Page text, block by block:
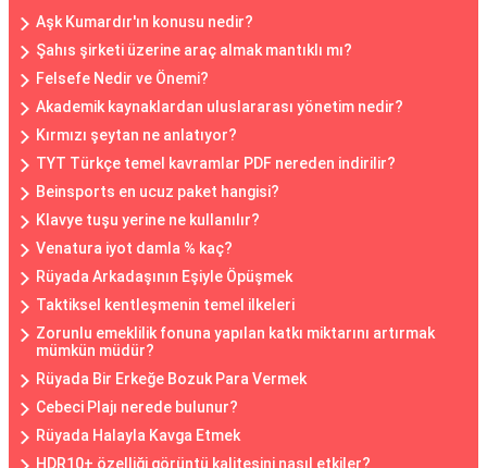
Aşk Kumardır'ın konusu nedir?
Şahıs şirketi üzerine araç almak mantıklı mı?
Felsefe Nedir ve Önemi?
Akademik kaynaklardan uluslararası yönetim nedir?
Kırmızı şeytan ne anlatıyor?
TYT Türkçe temel kavramlar PDF nereden indirilir?
Beinsports en ucuz paket hangisi?
Klavye tuşu yerine ne kullanılır?
Venatura iyot damla % kaç?
Rüyada Arkadaşının Eşiyle Öpüşmek
Taktiksel kentleşmenin temel ilkeleri
Zorunlu emeklilik fonuna yapılan katkı miktarını artırmak
mümkün müdür?
Rüyada Bir Erkeğe Bozuk Para Vermek
Cebeci Plajı nerede bulunur?
Rüyada Halayla Kavga Etmek
HDR10+ özelliği görüntü kalitesini nasıl etkiler?